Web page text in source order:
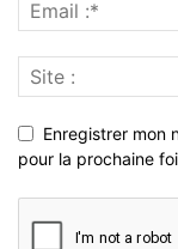
Enregistrer mon
pour la prochaine